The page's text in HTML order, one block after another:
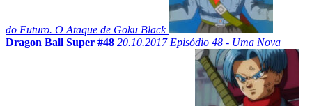
do Futuro. O Ataque de Goku Black
Dragon Ball Super #48 20.10.2017Episódio 48 - Uma Nova